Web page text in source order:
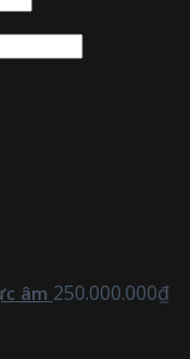
âm 250.000.000₫